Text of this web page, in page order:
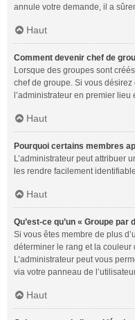
annule votre demande, il a
Haut
Comment devenir chef de
Lorsque des groupes sont
chef de groupe. Si vous
l’administrateur en premier
Haut
Pourquoi certains membres
L’administrateur peut attribuer
les rendre facilement
Haut
Qu’est-ce qu’un « Groupe par
Si vous êtes membre de plus
déterminer le rang et la
L’administrateur peut vous
via votre panneau de
Haut